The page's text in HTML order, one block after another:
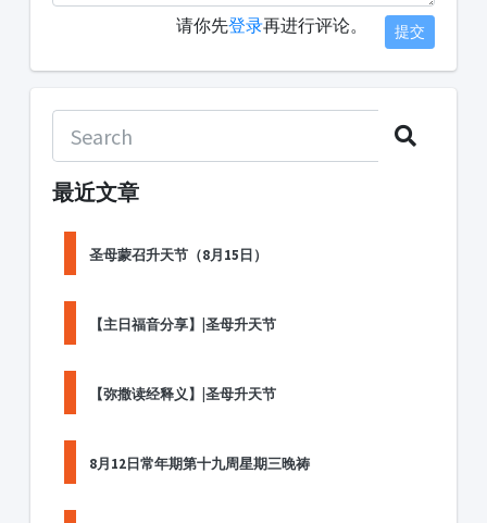
请你先登录再进行评论。 提交
最近文章
圣母蒙召升天节（8月15日）
【主日福音分享】|圣母升天节
【弥撒读经释义】|圣母升天节
8月12日常年期第十九周星期三晚祷